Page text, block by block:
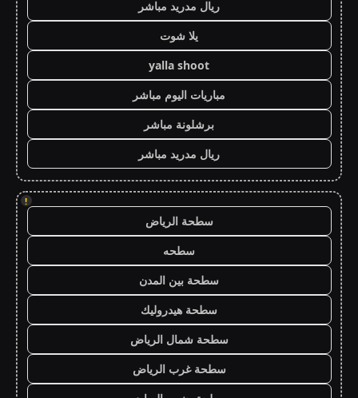
ريال مدريد مباشر
يلا شوت
yalla shoot
مباريات اليوم مباشر
برشلونة مباشر
ريال مدريد مباشر
!
سطحة الرياض
سطحه
سطحة بين المدن
سطحة هيدروليك
سطحة شمال الرياض
سطحة غرب الرياض